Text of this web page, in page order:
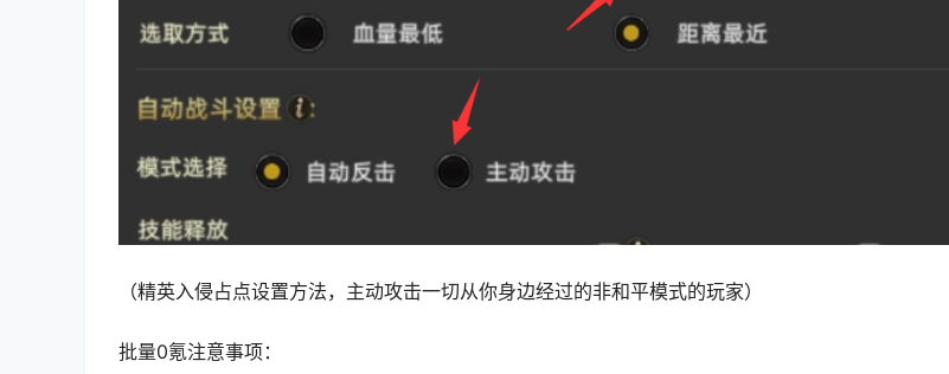
（精英入侵占点设置方法，主动攻击一切从你身边经过的非和平模式的玩家）
批量0氪注意事项：